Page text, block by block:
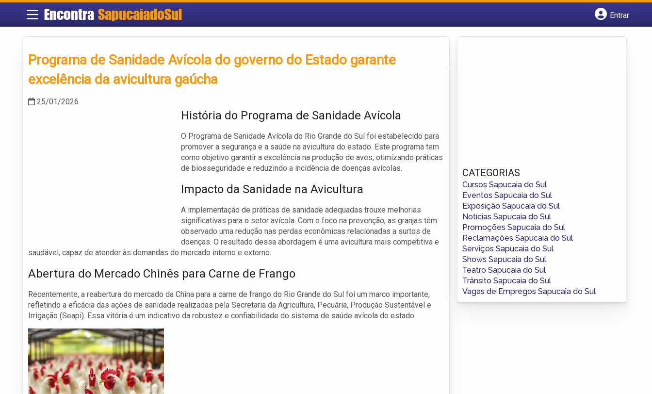
Encontra SapucaiadoSul
Entrar
Programa de Sanidade Avícola do governo do Estado garante
excelência da avicultura gaúcha
25/01/2026
História do Programa de Sanidade Avícola
O Programa de Sanidade Avícola do Rio Grande do Sul foi estabelecido para
promover a segurança e a saúde na avicultura do estado. Este programa tem
como objetivo garantir a excelência na produção de aves, otimizando práticas
de biosseguridade e reduzindo a incidência de doenças avícolas.
Impacto da Sanidade na Avicultura
A implementação de práticas de sanidade adequadas trouxe melhorias
significativas para o setor avícola. Com o foco na prevenção, as granjas têm
observado uma redução nas perdas econômicas relacionadas a surtos de
doenças. O resultado dessa abordagem é uma avicultura mais competitiva e
saudável, capaz de atender às demandas do mercado interno e externo.
Abertura do Mercado Chinês para Carne de Frango
Recentemente, a reabertura do mercado da China para a carne de frango do Rio Grande do Sul foi um marco importante,
refletindo a eficácia das ações de sanidade realizadas pela Secretaria da Agricultura, Pecuária, Produção Sustentável e
Irrigação (Seapi). Essa vitória é um indicativo da robustez e confiabilidade do sistema de saúde avícola do estado.
CATEGORIAS
Cursos Sapucaia do Sul
Eventos Sapucaia do Sul
Exposição Sapucaia do Sul
Notícias Sapucaia do Sul
Promoções Sapucaia do Sul
Reclamações Sapucaia do Sul
Serviços Sapucaia do Sul
Shows Sapucaia do Sul
Teatro Sapucaia do Sul
Trânsito Sapucaia do Sul
Vagas de Empregos Sapucaia do Sul